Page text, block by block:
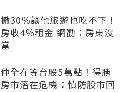
30％讓他旅遊也吃不下！
收4％租金 網勸：房東沒
全在等台股5萬點！得勝
市潛在危機：慎防股市回